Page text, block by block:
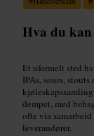
Hva du
Et uformelt sted
IPAs, sours,
dempet, med
ofte via
leverandører.